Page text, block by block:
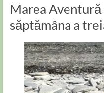
Marea
săptămâna a